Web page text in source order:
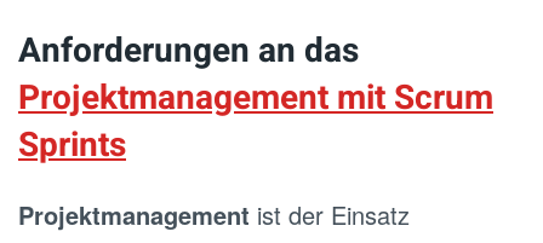
Anforderungen an das
Projektmanagement mit Scrum
Sprints
Projektmanagement ist der Einsatz